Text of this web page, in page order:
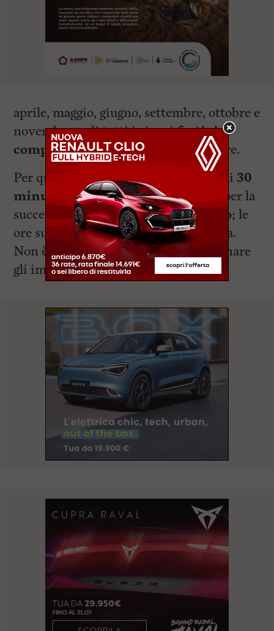
aprile, maggio, giugno, settembre, ottobre e
novembre, e di tutti i giornifestivi
compresitra il primo e il 24 dicembre.
Per quanto riguardale tariffe , i primi 30
minuti di sosta costano un euro
; per la
successiva prima ora si pagano2 euro; le
ore successive costano 3 euro ciascuna.
Non è prevista la possibilità di frazionare
gli importi.